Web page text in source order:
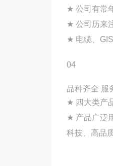
★ 公司有常
★ 公司历来
★ 电缆、
04
品种齐全 服
★ 四大类产
★ 产品广泛
科技、高品